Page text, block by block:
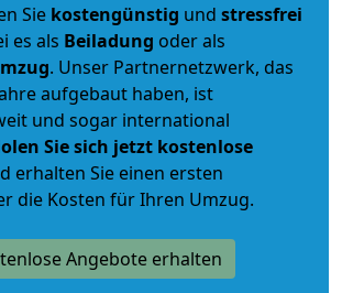
Sie kostengünstig und stressfrei
es als Beiladung oder als
. Unser Partnernetzwerk, das
aufgebaut haben, ist
und sogar international
Sie sich jetzt kostenlose
erhalten Sie einen ersten
die Kosten für Ihren Umzug.
Angebote erhalten